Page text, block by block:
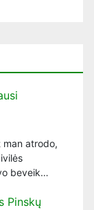
man atrodo,
beveik…
Pinskų